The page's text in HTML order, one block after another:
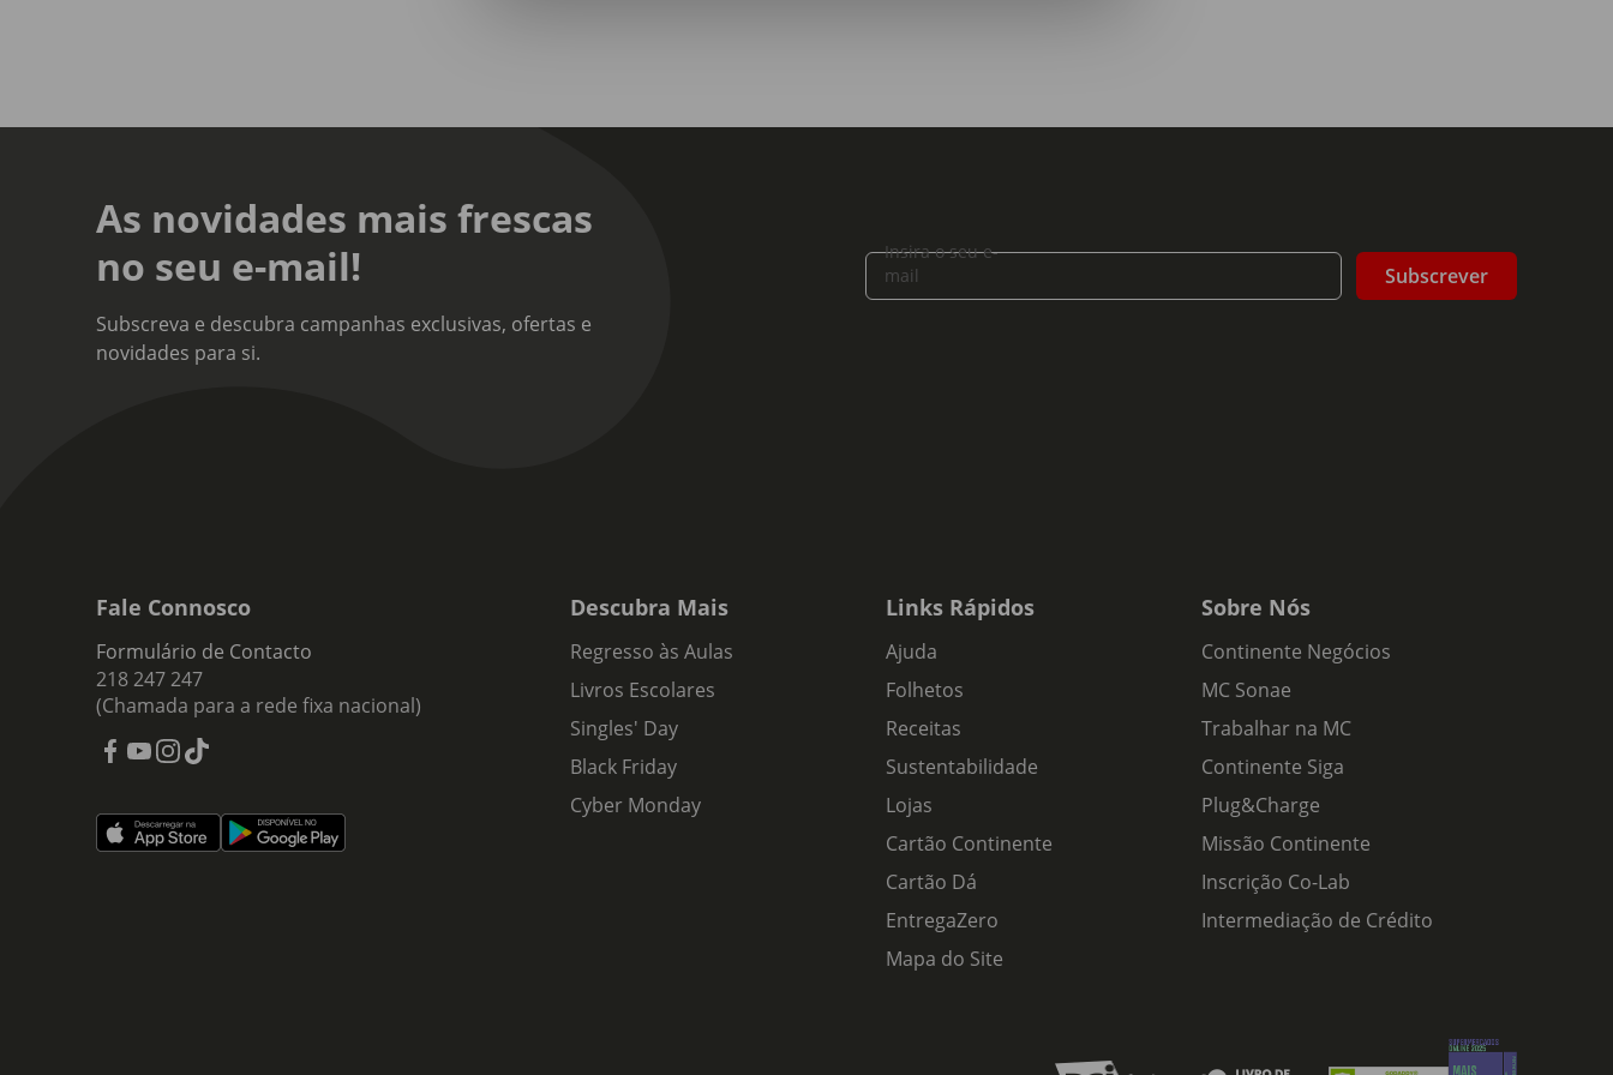
tragédia da vida humana.
As novidades mais frescas
no seu e-mail!
Subscreva e descubra campanhas exclusivas, ofertas e
novidades para si.
Insira o seu e-
mail
Subscrever
Fale Connosco
Formulário de Contacto
218 247 247
(Chamada para a rede fixa nacional)
Descubra Mais
Regresso às Aulas
Livros Escolares
Singles' Day
Black Friday
Cyber Monday
Links Rápidos
Ajuda
Folhetos
Receitas
Sustentabilidade
Lojas
Cartão Continente
Cartão Dá
EntregaZero
Mapa do Site
Sobre Nós
Continente Negócios
MC Sonae
Trabalhar na MC
Continente Siga
Plug&Charge
Missão Continente
Inscrição Co-Lab
Intermediação de Crédito